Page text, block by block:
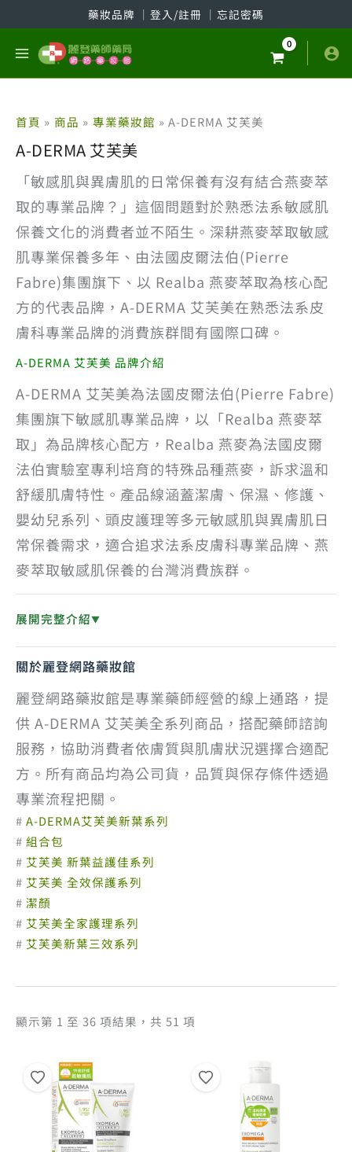
至
藥妝品牌 │ 登入/註冊 │ 忘記密碼
首頁 商品 專業藥妝館 A-DERMA 艾芙美
A-DERMA 艾芙美
「敏感肌與異膚肌的日常保養有沒有結合燕麥萃
取的專業品牌？」這個問題對於熟悉法系敏感肌
保養文化的消費者並不陌生。深耕燕麥萃取敏感
肌專業保養多年、由法國皮爾法伯(Pierre
Fabre)集團旗下、以 Realba 燕麥萃取為核心配
方的代表品牌，A-DERMA 艾芙美在熟悉法系皮
膚科專業品牌的消費族群間有國際口碑。
A-DERMA 艾芙美 品牌介紹
A-DERMA 艾芙美為法國皮爾法伯(Pierre Fabre)
集團旗下敏感肌專業品牌，以「Realba 燕麥萃
取」為品牌核心配方，Realba 燕麥為法國皮爾
法伯實驗室專利培育的特殊品種燕麥，訴求溫和
舒緩肌膚特性。產品線涵蓋潔膚、保濕、修護、
嬰幼兒系列、頭皮護理等多元敏感肌與異膚肌日
常保養需求，適合追求法系皮膚科專業品牌、燕
麥萃取敏感肌保養的台灣消費族群。
展開完整介紹▼
關於麗登網路藥妝館
麗登網路藥妝館是專業藥師經營的線上通路，提
供 A-DERMA 艾芙美全系列商品，搭配藥師諮詢
服務，協助消費者依膚質與肌膚狀況選擇合適配
方。所有商品均為公司貨，品質與保存條件透過
專業流程把關。
# A-DERMA艾芙美新葉系列
# 組合包
# 艾芙美 新葉益護佳系列
# 艾芙美 全效保護系列
# 潔顏
# 艾芙美全家護理系列
# 艾芙美新葉三效系列
顯示第 1 至 36 項結果，共 51 項
序